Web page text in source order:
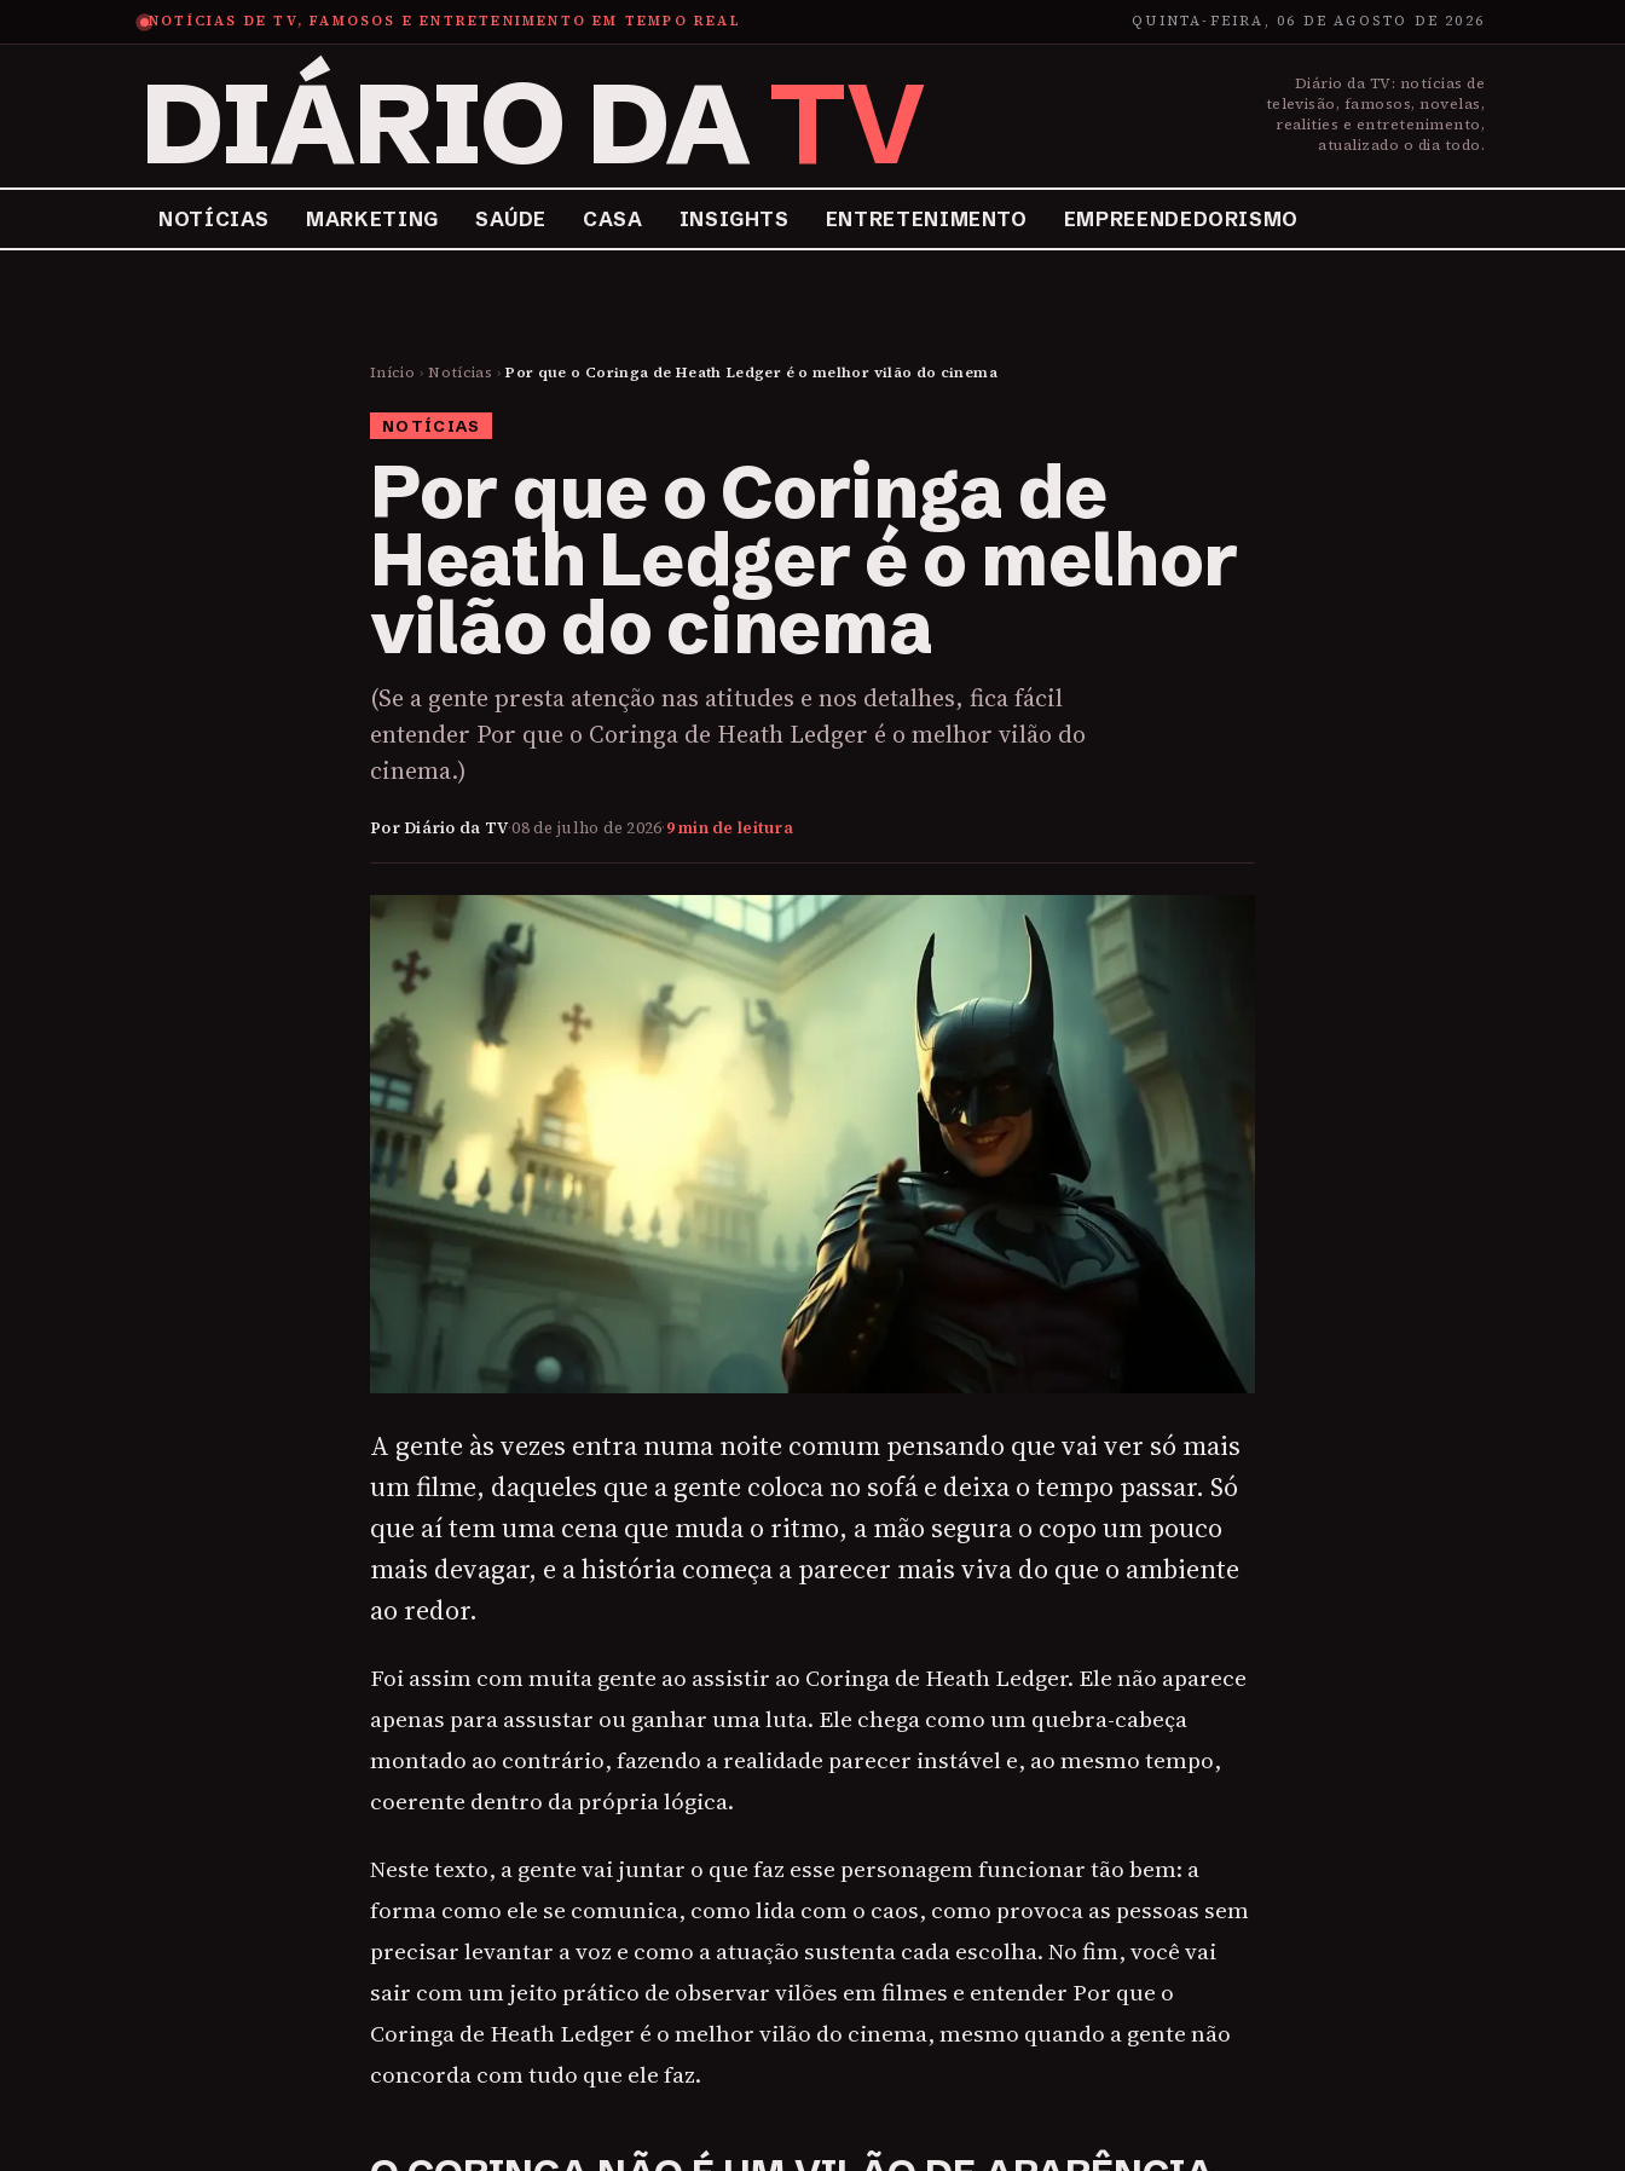
NOTÍCIAS DE TV, FAMOSOS E ENTRETENIMENTO EM TEMPO REAL QUINTA-FEIRA, 06 DE AGOSTO DE 2026
DIÁRIO DATV
Diário da TV: notícias de
televisão, famosos, novelas,
realities e entretenimento,
atualizado o dia todo.
NOTÍCIAS MARKETING SAÚDE CASA INSIGHTS ENTRETENIMENTO EMPREENDEDORISMO
Início › Notícias › Por que o Coringa de Heath Ledger é o melhor vilão do cinema
NOTÍCIAS
Por que o Coringa de
Heath Ledger é o melhor
vilão do cinema
(Se a gente presta atenção nas atitudes e nos detalhes, fica fácil
entender Por que o Coringa de Heath Ledger é o melhor vilão do
cinema.)
Por Diário da TV·08 de julho de 2026·9 min de leitura
A gente às vezes entra numa noite comum pensando que vai ver só mais
um filme, daqueles que a gente coloca no sofá e deixa o tempo passar. Só
que aí tem uma cena que muda o ritmo, a mão segura o copo um pouco
mais devagar, e a história começa a parecer mais viva do que o ambiente
ao redor.
Foi assim com muita gente ao assistir ao Coringa de Heath Ledger. Ele não aparece
apenas para assustar ou ganhar uma luta. Ele chega como um quebra-cabeça
montado ao contrário, fazendo a realidade parecer instável e, ao mesmo tempo,
coerente dentro da própria lógica.
Neste texto, a gente vai juntar o que faz esse personagem funcionar tão bem: a
forma como ele se comunica, como lida com o caos, como provoca as pessoas sem
precisar levantar a voz e como a atuação sustenta cada escolha. No fim, você vai
sair com um jeito prático de observar vilões em filmes e entender Por que o
Coringa de Heath Ledger é o melhor vilão do cinema, mesmo quando a gente não
concorda com tudo que ele faz.